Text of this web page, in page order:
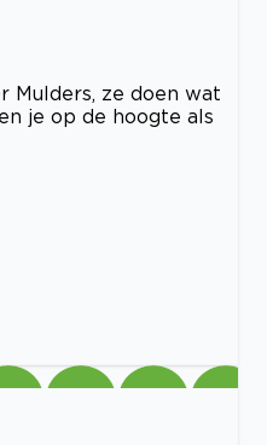
Mulders, ze doen wat
je op de hoogte als